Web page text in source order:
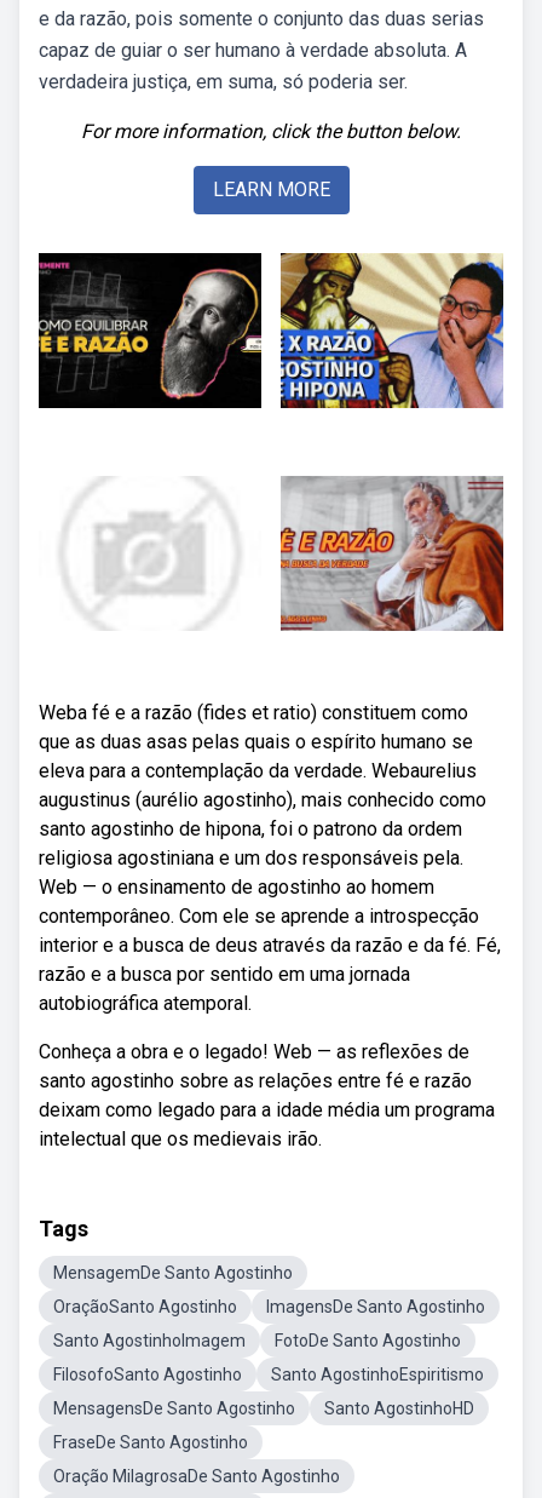
e da razão, pois somente o conjunto das duas serias
capaz de guiar o ser humano à verdade absoluta. A
verdadeira justiça, em suma, só poderia ser.
For more information, click the button below.
LEARN MORE
Weba fé e a razão (fides et ratio) constituem como
que as duas asas pelas quais o espírito humano se
eleva para a contemplação da verdade. Webaurelius
augustinus (aurélio agostinho), mais conhecido como
santo agostinho de hipona, foi o patrono da ordem
religiosa agostiniana e um dos responsáveis pela.
Web — o ensinamento de agostinho ao homem
contemporâneo. Com ele se aprende a introspecção
interior e a busca de deus através da razão e da fé. Fé,
razão e a busca por sentido em uma jornada
autobiográfica atemporal.
Conheça a obra e o legado! Web — as reflexões de
santo agostinho sobre as relações entre fé e razão
deixam como legado para a idade média um programa
intelectual que os medievais irão.
Tags
MensagemDe Santo Agostinho
OraçãoSanto Agostinho
ImagensDe Santo Agostinho
Santo AgostinhoImagem
FotoDe Santo Agostinho
FilosofoSanto Agostinho
Santo AgostinhoEspiritismo
MensagensDe Santo Agostinho
Santo AgostinhoHD
FraseDe Santo Agostinho
Oração MilagrosaDe Santo Agostinho